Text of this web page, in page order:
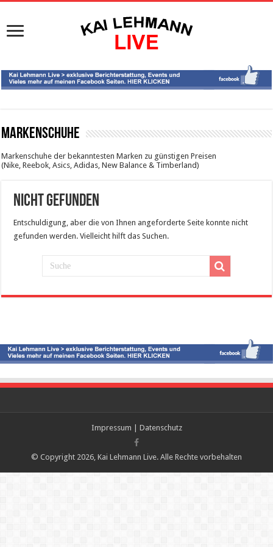
Markenschuhe
Markenschuhe der bekanntesten Marken zu günstigen Preisen
(Nike, Reebok, Asics, Adidas, New Balance & Timberland)
nicht gefunden
Entschuldigung, aber die von Ihnen angeforderte Seite konnte nicht
gefunden werden. Vielleicht hilft das Suchen.
Impressum Datenschutz
© Copyright 2026, Kai Lehmann Live. Alle Rechte vorbehalten